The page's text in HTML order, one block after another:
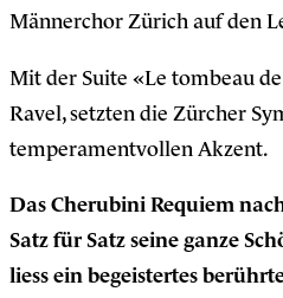
Männerchor Zürich auf den
Mit der Suite «Le tombeau
Ravel, setzten die Zürcher
temperamentvollen Akzent.
Das Cherubini Requiem
Satz für Satz seine ganze
liess ein begeistertes